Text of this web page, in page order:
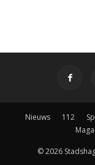
Nieuws 112
© 2026